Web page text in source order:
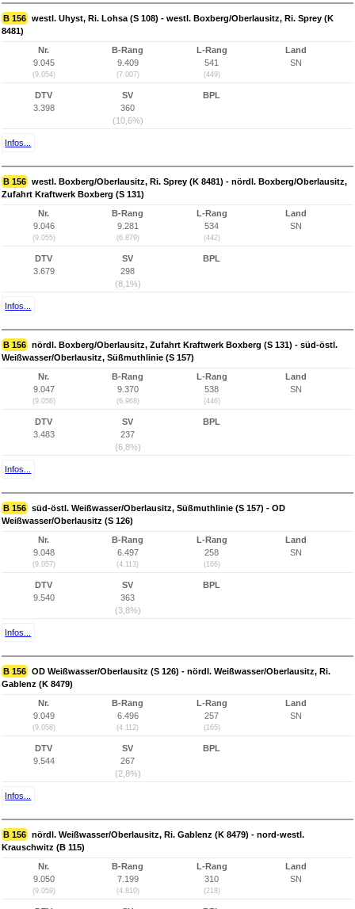
B 156 westl. Uhyst, Ri. Lohsa (S 108) - westl. Boxberg/Oberlausitz, Ri. Sprey (K
8481)
Nr.
9.045
(9.054)
B-Rang
9.409
(7.007)
L-Rang
541
(449)
Land
SN
DTV
3.398
SV
360
(10,6%)
BPL
Infos...
B 156 westl. Boxberg/Oberlausitz, Ri. Sprey (K 8481) - nördl. Boxberg/Oberlausitz,
Zufahrt Kraftwerk Boxberg (S 131)
Nr.
9.046
(9.055)
B-Rang
9.281
(6.879)
L-Rang
534
(442)
Land
SN
DTV
3.679
SV
298
(8,1%)
BPL
Infos...
B 156 nördl. Boxberg/Oberlausitz, Zufahrt Kraftwerk Boxberg (S 131) - süd-östl.
Weißwasser/Oberlausitz, Süßmuthlinie (S 157)
Nr.
9.047
(9.056)
B-Rang
9.370
(6.968)
L-Rang
538
(446)
Land
SN
DTV
3.483
SV
237
(6,8%)
BPL
Infos...
B 156 süd-östl. Weißwasser/Oberlausitz, Süßmuthlinie (S 157) - OD
Weißwasser/Oberlausitz (S 126)
Nr.
9.048
(9.057)
B-Rang
6.497
(4.113)
L-Rang
258
(166)
Land
SN
DTV
9.540
SV
363
(3,8%)
BPL
Infos...
B 156 OD Weißwasser/Oberlausitz (S 126) - nördl. Weißwasser/Oberlausitz, Ri.
Gablenz (K 8479)
Nr.
9.049
(9.058)
B-Rang
6.496
(4.112)
L-Rang
257
(165)
Land
SN
DTV
9.544
SV
267
(2,8%)
BPL
Infos...
B 156 nördl. Weißwasser/Oberlausitz, Ri. Gablenz (K 8479) - nord-westl.
Krauschwitz (B 115)
Nr.
9.050
(9.059)
B-Rang
7.199
(4.810)
L-Rang
310
(218)
Land
SN